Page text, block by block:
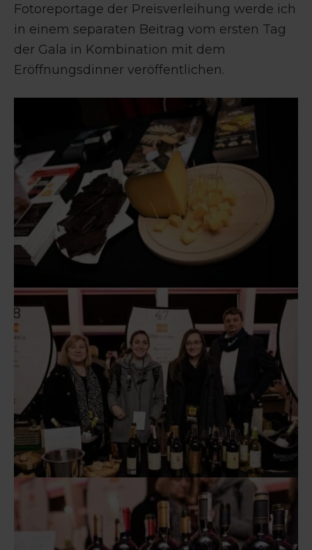
Fotoreportage der Preisverleihung werde ich
in einem separaten Beitrag vom ersten Tag
der Gala in Kombination mit dem
Eröffnungsdinner veröffentlichen.